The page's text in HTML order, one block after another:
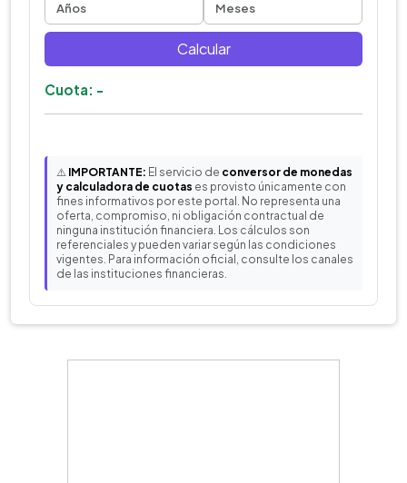
Calcular
Cuota: -
⚠️ IMPORTANTE: El servicio de conversor de monedas
y calculadora de cuotas es provisto únicamente con
fines informativos por este portal. No representa una
oferta, compromiso, ni obligación contractual de
ninguna institución financiera. Los cálculos son
referenciales y pueden variar según las condiciones
vigentes. Para información oficial, consulte los canales
de las instituciones financieras.